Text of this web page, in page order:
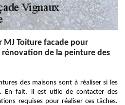
MJ Toiture facade pour
de la peinture des
des maisons sont à réaliser si les
En fait, il est utile de contacter des
requises pour réaliser ces tâches.